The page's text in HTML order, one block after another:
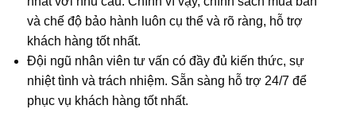
và chế độ bảo hành luôn cụ thể và rõ ràng, hỗ trợ
khách hàng tốt nhất.
Đội ngũ nhân viên tư vấn có đầy đủ kiến thức, sự
nhiệt tình và trách nhiệm. Sẵn sàng hỗ trợ 24/7 để
phục vụ khách hàng tốt nhất.